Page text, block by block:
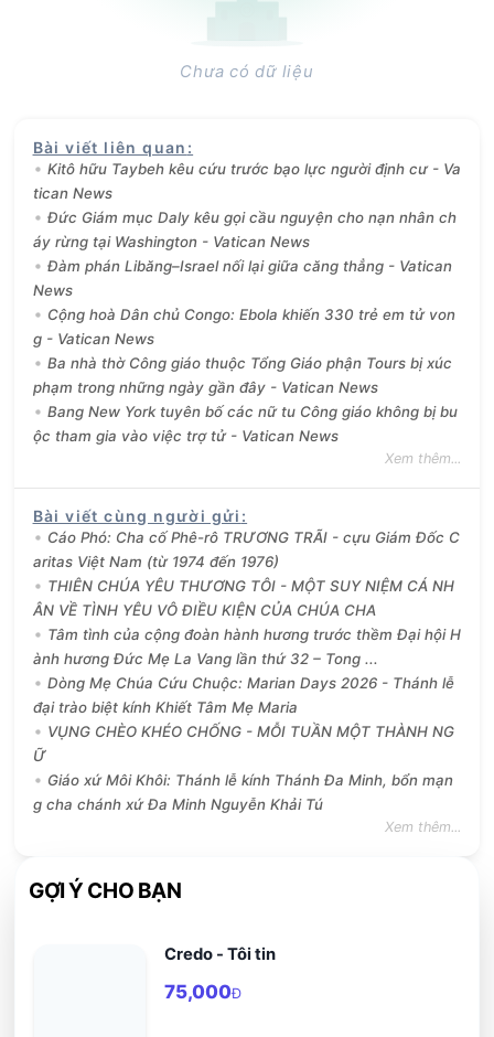
Chưa có dữ liệu
Bài viết liên quan :
Kitô hữu Taybeh kêu cứu trước bạo lực người định cư - Va
tican News
Đức Giám mục Daly kêu gọi cầu nguyện cho nạn nhân ch
áy rừng tại Washington - Vatican News
Đàm phán Libăng–Israel nối lại giữa căng thẳng - Vatican
News
Cộng hoà Dân chủ Congo: Ebola khiến 330 trẻ em tử von
g - Vatican News
Ba nhà thờ Công giáo thuộc Tổng Giáo phận Tours bị xúc
phạm trong những ngày gần đây - Vatican News
Bang New York tuyên bố các nữ tu Công giáo không bị bu
ộc tham gia vào việc trợ tử - Vatican News
Xem thêm...
Bài viết cùng người gửi :
Cáo Phó: Cha cố Phê-rô TRƯƠNG TRÃI - cựu Giám Đốc C
aritas Việt Nam (từ 1974 đến 1976)
THIÊN CHÚA YÊU THƯƠNG TÔI - MỘT SUY NIỆM CÁ NH
ÂN VỀ TÌNH YÊU VÔ ĐIỀU KIỆN CỦA CHÚA CHA
Tâm tình của cộng đoàn hành hương trước thềm Đại hội H
ành hương Đức Mẹ La Vang lần thứ 32 – Tong ...
Dòng Mẹ Chúa Cứu Chuộc: Marian Days 2026 - Thánh lễ
đại trào biệt kính Khiết Tâm Mẹ Maria
VỤNG CHÈO KHÉO CHỐNG - MỖI TUẦN MỘT THÀNH NG
Ữ
Giáo xứ Môi Khôi: Thánh lễ kính Thánh Đa Minh, bổn mạn
g cha chánh xứ Đa Minh Nguyễn Khải Tú
Xem thêm...
GỢI Ý CHO BẠN
Credo - Tôi tin
75,000Đ